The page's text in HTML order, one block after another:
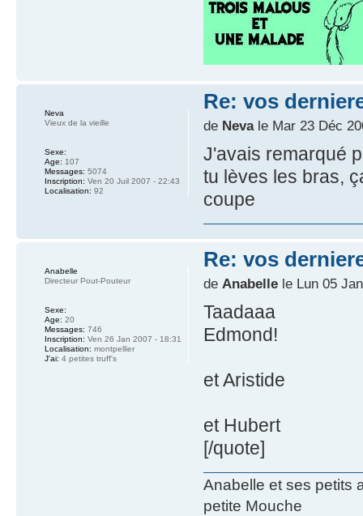
Re: vos
de Nevale Mar 23 Déc
J'avais remarqué
tu lèves les bras,
coupe
Neva
Vieux de la vieille
Sexe:
Age: 107
Messages: 5074
Inscription: Ven 20 Juil 2007 - 22:43
Localisation: 92
Re: vos
de Anabellele Lun 05
Taadaaa
Edmond!
et Aristide
et Hubert
[/quote]
Anabelle et ses petits
petite Mouche
Anabelle
Directeur Pout-Pouteur
Sexe:
Age: 20
Messages: 746
Inscription: Ven 26 Jan 2007 - 18:31
Localisation: montpellier
J'ai: 4 petites truff's